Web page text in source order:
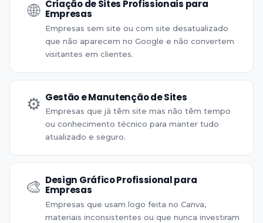
🌐 Criação de Sites Profissionais para
Empresas
Empresas sem site ou com site desatualizado
que não aparecem no Google e não convertem
visitantes em clientes.
⚙️ Gestão e Manutenção de Sites
Empresas que já têm site mas não têm tempo
ou conhecimento técnico para manter tudo
atualizado e seguro.
🎨 Design Gráfico Profissional para
Empresas
Empresas que usam logo feita no Canva,
materiais inconsistentes ou que nunca investiram